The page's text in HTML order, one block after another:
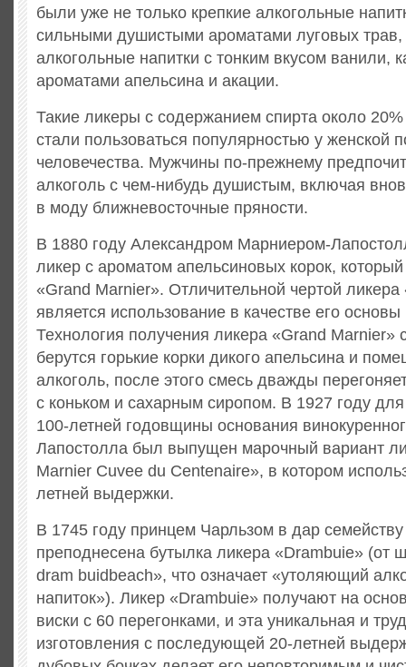
были уже не только крепкие алкогольные
сильными душистыми ароматами луговых трав,
алкогольные напитки с тонким вкусом ванили,
ароматами апельсина и акации.
Такие ликеры с содержанием спирта около
стали пользоваться популярностью у женской
человечества. Мужчины по-прежнему
алкоголь с чем-нибудь душистым, включая
в моду ближневосточные пряности.
В 1880 году Александром Марниером-
ликер с ароматом апельсиновых корок,
«Grand Marnier». Отличительной чертой
является использование в качестве его основы
Технология получения ликера «Grand
берутся горькие корки дикого апельсина и
алкоголь, после этого смесь дважды
с коньком и сахарным сиропом. В 1927 году
100-летней годовщины основания
Лапостолла был выпущен марочный вариант
Marnier Cuvеe du Centenaire», в котором
летней выдержки.
В 1745 году принцем Чарльзом в дар
преподнесена бутылка ликера «Drambuie» (от
dram buidbeach», что означает «утоляющий
напиток»). Ликер «Drambuie» получают на
виски с 60 перегонками, и эта уникальная и
изготовления с последующей 20-летней